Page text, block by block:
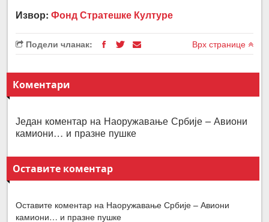
Извор:Фонд Стратешке Културе
Подели чланак: Врх странице
Коментари
Један коментар на Наоружавање Србије – Авиони
камиони… и празне пушке
Оставите коментар
Оставите коментар на Наоружавање Србије – Авиони
камиони… и празне пушке